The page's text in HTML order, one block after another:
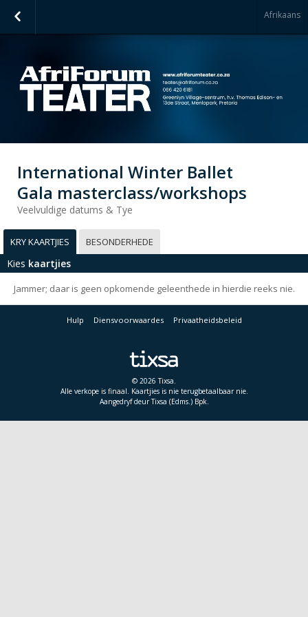
Afrikaans
International Winter Ballet
Gala masterclass/workshops
Veelvuldige datums & Tye
KRY KAARTJIES BESONDERHEDE
Kies kaartjies
Jammer; daar is geen opkomende geleenthede in hierdie reeks nie.
Hulp Diensvoorwaardes Privaatheidsbeleid
© 2026 Tixsa.
Alle verkope is finaal. Kaartjies is nie terugbetaalbaar nie.
Aangedryf deur Tixsa (Edms.) Bpk.